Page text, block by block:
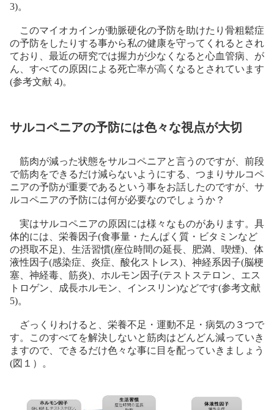
3)。
このマイオカインが動脈硬化の予防を助けたり骨粗鬆症
の予防をしたりする事から私の健康を守ってくれるとされ
ており、最近の研究では握力が少なくなると心血管病、が
ん、すべての原因による死亡率が高くなるとされています
(参考文献 4)。
サルコペニアの予防には色々な視点が大切
筋肉が減った状態をサルコペニアと言うのですが、前段
で筋肉をできるだけ減らないようにする、つまりサルコペ
ニアの予防が重要であるという事をお話したのですが、サ
ルコペニアの予防には何が必要なのでしょうか？
実はサルコペニアの原因には様々なものがあります。具
体的には、栄養因子(食事量・たんぱく質・ビタミンなど
の摂取不足)、生活習慣(座位時間の延長、肥満、喫煙)、体
液性因子(感染症、炎症、酸化ストレス)、神経系因子(脳梗
塞、神経毒、筋炎)、ホルモン因子(テストステロン、エス
トロゲン、成長ホルモン、インスリン)などです(参考文献
5)。
ざっくりわけると、栄養不足・運動不足・病気の３つで
す。このすべてを解決しないと筋肉はどんどん減っていき
ますので、できるだけ色々な事に目を配っていきましょう
(図１）。